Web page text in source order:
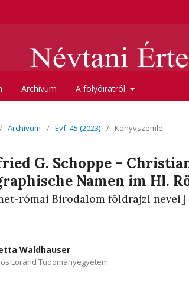
Archívum A folyóiratról
/ Archívum / Évf. 45 (2023) / Könyvszemle
G. Schoppe –
Namen im Hl.
római Birodalom földrajzi nevei]
Waldhauser
Loránd Tudományegyetem